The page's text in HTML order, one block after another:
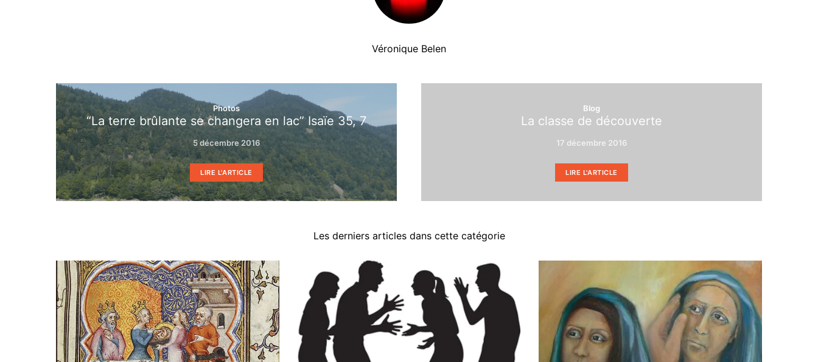
Véronique Belen
Photos
“La terre brûlante se changera en lac” Isaïe 35, 7
5 décembre 2016
LIRE L'ARTICLE
Blog
La classe de découverte
17 décembre 2016
LIRE L'ARTICLE
Les derniers articles dans cette catégorie